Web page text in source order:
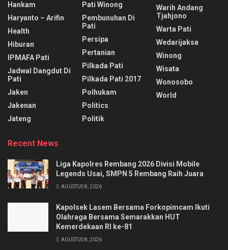
Hankam
Haryanto – Arifin
Health
Hiburan
IPMAFA Pati
Jadwal Dangdut Di
Pati
Jaken
Jakenan
Jateng
Pati Winong
Pembunuhan Di
Pati
Persipa
Pertanian
Pilkada Pati
Pilkada Pati 2017
Polhukam
Politics
Politik
Warih Andang
Tjahjono
Warta Pati
Wedarijaksa
Winong
Wisata
Wonosobo
World
Recent News
Liga Kapolres Rembang 2026 Divisi Mobile
Legends Usai, SMPN 5 Rembang Raih Juara
AGUSTUS 8, 2026
Kapolsek Lasem Bersama Forkopimcam Ikuti
Olahraga Bersama Semarakkan HUT
Kemerdekaan RI ke-81
AGUSTUS 8, 2026